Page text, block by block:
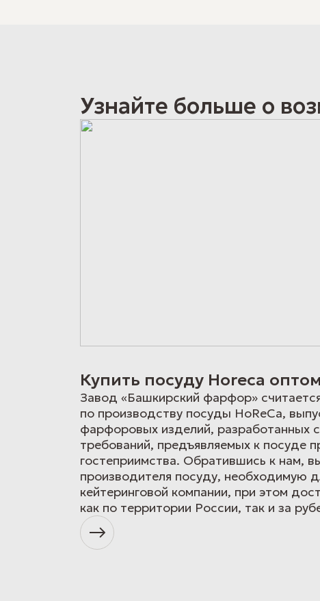
Узнайте больше о
Купить посуду Horeca оптом
Завод «Башкирский фарфор»
по производству посуды HoReCa,
фарфоровых изделий, разработанных
требований, предъявляемых к посуде
гостеприимства. Обратившись к нам,
производителя посуду, необходимую
кейтеринговой компании, при этом
как по территории России, так и за